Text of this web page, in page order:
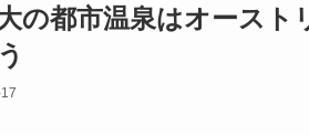
の都市温泉はオース